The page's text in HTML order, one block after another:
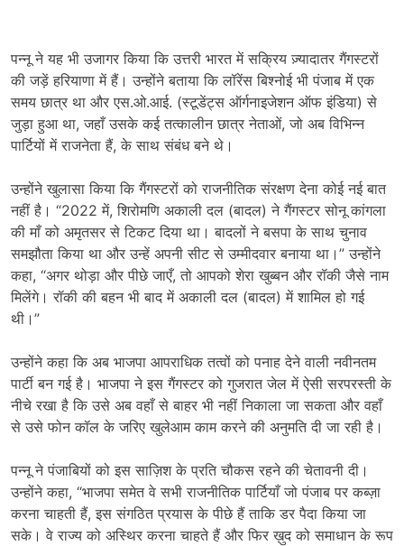
पन्नू ने यह भी उजागर किया कि उत्तरी भारत में सक्रिय ज़्यादातर गैंगस्टरों
की जड़ें हरियाणा में हैं। उन्होंने बताया कि लॉरेंस बिश्नोई भी पंजाब में एक
समय छात्र था और एस.ओ.आई. (स्टूडेंट्स ऑर्गनाइजेशन ऑफ इंडिया) से
जुड़ा हुआ था, जहाँ उसके कई तत्कालीन छात्र नेताओं, जो अब विभिन्न
पार्टियों में राजनेता हैं, के साथ संबंध बने थे।
उन्होंने खुलासा किया कि गैंगस्टरों को राजनीतिक संरक्षण देना कोई नई बात
नहीं है। “2022 में, शिरोमणि अकाली दल (बादल) ने गैंगस्टर सोनू कांगला
की माँ को अमृतसर से टिकट दिया था। बादलों ने बसपा के साथ चुनाव
समझौता किया था और उन्हें अपनी सीट से उम्मीदवार बनाया था।” उन्होंने
कहा, “अगर थोड़ा और पीछे जाएँ, तो आपको शेरा खुब्बन और रॉकी जैसे नाम
मिलेंगे। रॉकी की बहन भी बाद में अकाली दल (बादल) में शामिल हो गई
थी।”
उन्होंने कहा कि अब भाजपा आपराधिक तत्वों को पनाह देने वाली नवीनतम
पार्टी बन गई है। भाजपा ने इस गैंगस्टर को गुजरात जेल में ऐसी सरपरस्ती के
नीचे रखा है कि उसे अब वहाँ से बाहर भी नहीं निकाला जा सकता और वहाँ
से उसे फोन कॉल के जरिए खुलेआम काम करने की अनुमति दी जा रही है।
पन्नू ने पंजाबियों को इस साज़िश के प्रति चौकस रहने की चेतावनी दी।
उन्होंने कहा, “भाजपा समेत वे सभी राजनीतिक पार्टियाँ जो पंजाब पर कब्ज़ा
करना चाहती हैं, इस संगठित प्रयास के पीछे हैं ताकि डर पैदा किया जा
सके। वे राज्य को अस्थिर करना चाहते हैं और फिर ख़ुद को समाधान के रूप